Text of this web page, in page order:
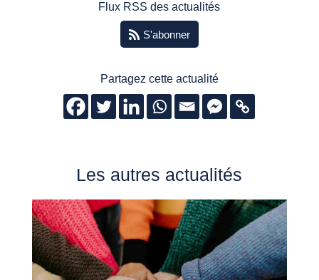
Flux RSS des actualités
S'abonner
Partagez cette actualité
Les autres actualités